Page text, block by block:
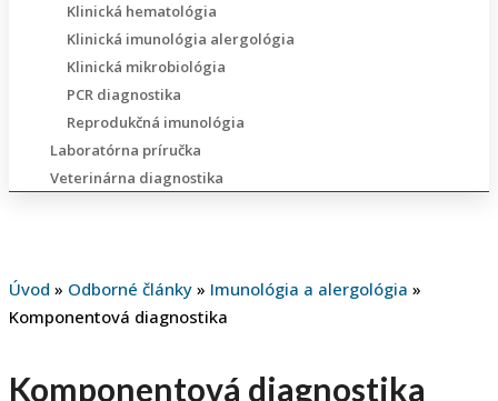
Klinická hematológia
Klinická imunológia alergológia
Klinická mikrobiológia
PCR diagnostika
Reprodukčná imunológia
Laboratórna príručka
Veterinárna diagnostika
Úvod » Odborné články » Imunológia a alergológia »
Komponentová diagnostika
Komponentová diagnostika